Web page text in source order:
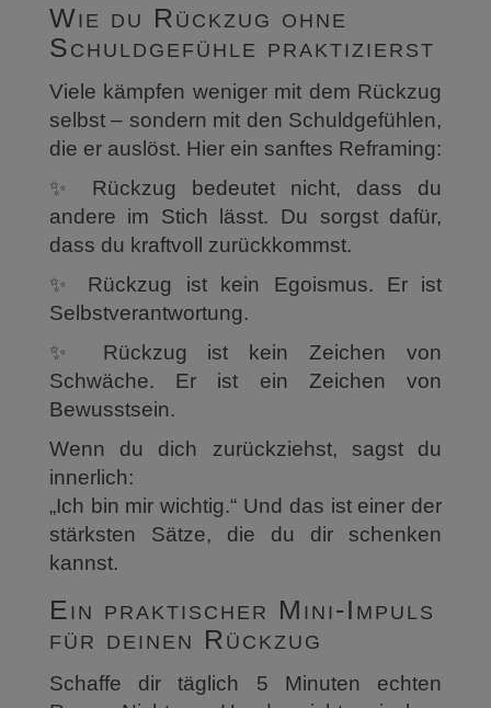
Wie du Rückzug ohne
Schuldgefühle praktizierst
Viele kämpfen weniger mit dem Rückzug
selbst – sondern mit den Schuldgefühlen,
die er auslöst. Hier ein sanftes Reframing:
✨ Rückzug bedeutet nicht, dass du
andere im Stich lässt. Du sorgst dafür,
dass du kraftvoll zurückkommst.
✨ Rückzug ist kein Egoismus. Er ist
Selbstverantwortung.
✨ Rückzug ist kein Zeichen von
Schwäche. Er ist ein Zeichen von
Bewusstsein.
Wenn du dich zurückziehst, sagst du
innerlich:
„Ich bin mir wichtig.“ Und das ist einer der
stärksten Sätze, die du dir schenken
kannst.
Ein praktischer Mini-Impuls
für deinen Rückzug
Schaffe dir täglich 5 Minuten echten